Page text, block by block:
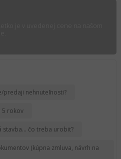
predaji nehnuteľnosti?
5 rokov
stavba... čo treba urobiť?
(kúpna zmluva, návrh na